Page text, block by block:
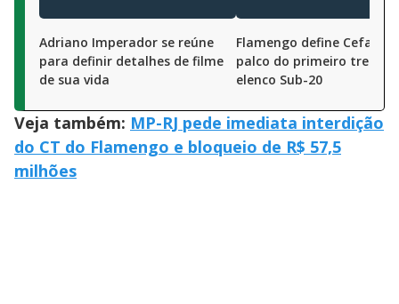
Adriano Imperador se reúne
para definir detalhes de filme
de sua vida
Flamengo define Cefan
palco do primeiro treino
elenco Sub-20
Veja também: MP-RJ pede imediata interdição
do CT do Flamengo e bloqueio de R$ 57,5
milhões